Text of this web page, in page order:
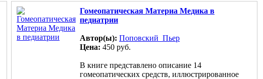
Гомеопатическая Материа Медика в
педиатрии
Автор(ы): Поповский Пьер
Цена: 450 руб.
В книге представлено описание 14
гомеопатических средств, иллюстрированное